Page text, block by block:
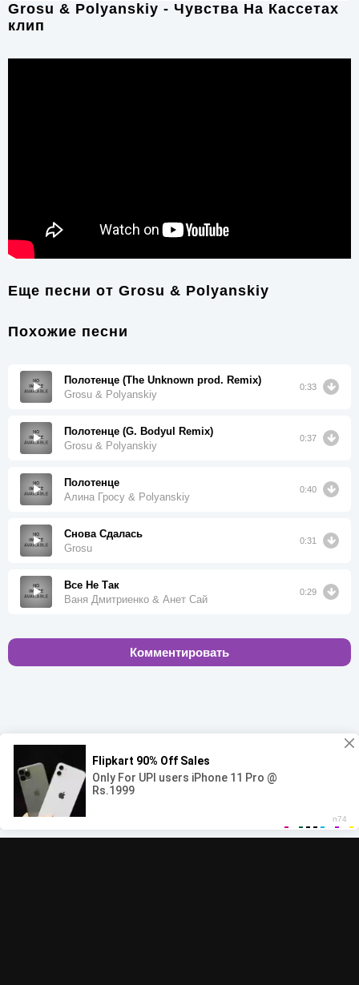
Grosu & Polyanskiy - Чувства На Кассетах
клип
Еще песни от Grosu & Polyanskiy
Похожие песни
Полотенце (The Unknown prod. Remix)
Grosu & Polyanskiy
0:33
Полотенце (G. Bodyul Remix)
Grosu & Polyanskiy
0:37
Полотенце
Алина Гросу & Polyanskiy
0:40
Снова Сдалась
Grosu
0:31
Все Не Так
Ваня Дмитриенко & Анет Сай
0:29
Комментировать
00:00